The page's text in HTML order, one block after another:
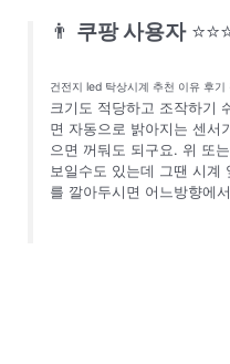
👨 쿠팡 사용자
건전지 led 탁상시계 추천 이유 후기
크기도 적당하고 조작하기
면 자동으로 밝아지는 센서
으면 꺼둬도 되구요. 위 또
보일수도 있는데 그땐 시계
를 깔아두시면 어느방향에